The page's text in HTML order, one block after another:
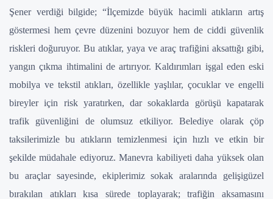
Şener verdiği bilgide; “İlçemizde büyük hacimli atıkların artış
göstermesi hem çevre düzenini bozuyor hem de ciddi güvenlik
riskleri doğuruyor. Bu atıklar, yaya ve araç trafiğini aksattığı gibi,
yangın çıkma ihtimalini de artırıyor. Kaldırımları işgal eden eski
mobilya ve tekstil atıkları, özellikle yaşlılar, çocuklar ve engelli
bireyler için risk yaratırken, dar sokaklarda görüşü kapatarak
trafik güvenliğini de olumsuz etkiliyor. Belediye olarak çöp
taksilerimizle bu atıkların temizlenmesi için hızlı ve etkin bir
şekilde müdahale ediyoruz. Manevra kabiliyeti daha yüksek olan
bu araçlar sayesinde, ekiplerimiz sokak aralarında gelişigüzel
bırakılan atıkları kısa sürede toplayarak; trafiğin aksamasını